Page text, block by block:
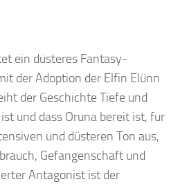
ein düsteres Fantasy-
der Adoption der Elfin Elünn
der Geschichte Tiefe und
und dass Oruna bereit ist, für
und düsteren Ton aus,
Gefangenschaft und
Antagonist ist der